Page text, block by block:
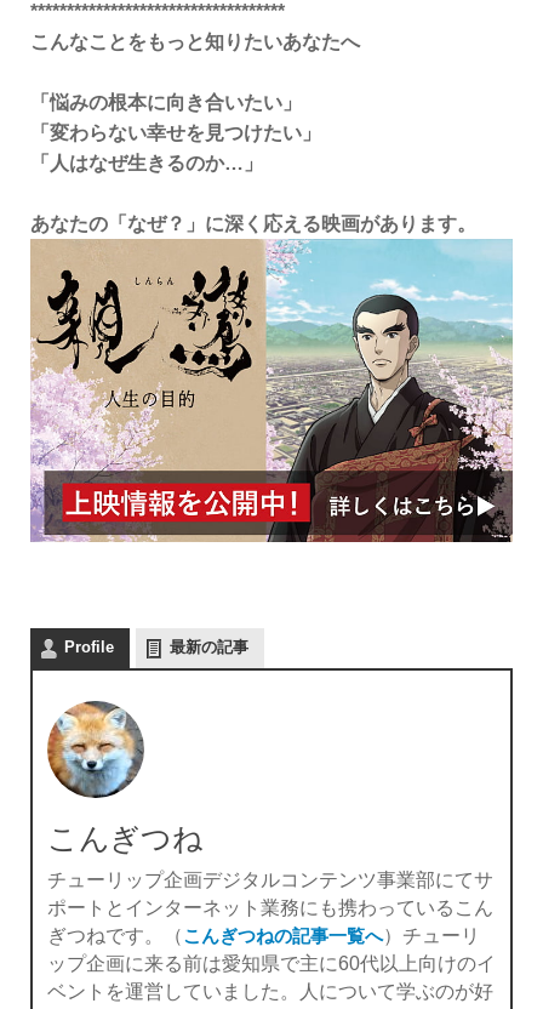
***********************************
こんなことをもっと知りたいあなたへ
「悩みの根本に向き合いたい」
「変わらない幸せを見つけたい」
「人はなぜ生きるのか…」
あなたの「なぜ？」に深く応える映画があります。
Profile 最新の記事
こんぎつね
チューリップ企画デジタルコンテンツ事業部にてサ
ポートとインターネット業務にも携わっているこん
ぎつねです。（こんぎつねの記事一覧へ）チューリ
ップ企画に来る前は愛知県で主に60代以上向けのイ
ベントを運営していました。人について学ぶのが好